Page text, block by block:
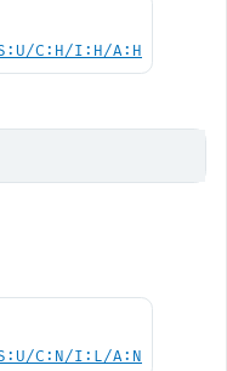
C:H/I:H/A:H
C:N/I:L/A:N